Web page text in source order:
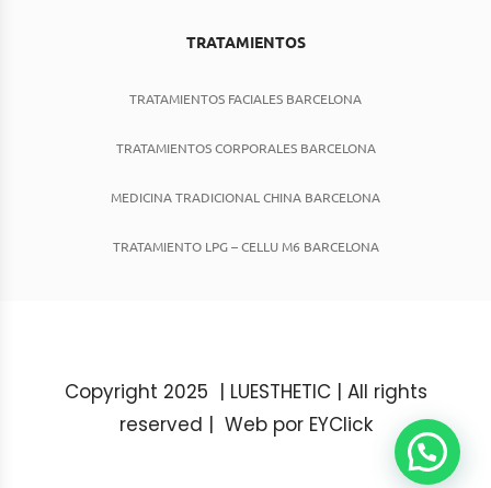
TRATAMIENTOS
TRATAMIENTOS FACIALES BARCELONA
TRATAMIENTOS CORPORALES BARCELONA
MEDICINA TRADICIONAL CHINA BARCELONA
TRATAMIENTO LPG – CELLU M6 BARCELONA
Copyright 2025 | LUESTHETIC | All rights
reserved | Web por EYClick